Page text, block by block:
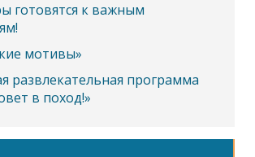
готовятся к важным
мотивы»
развлекательная программа
в поход!»